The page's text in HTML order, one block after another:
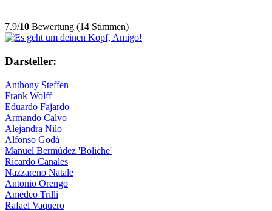
7.9/10 Bewertung (14 Stimmen)
Darsteller:
Anthony Steffen
Frank Wolff
Eduardo Fajardo
Armando Calvo
Alejandra Nilo
Alfonso Godá
Manuel Bermúdez 'Boliche'
Ricardo Canales
Nazzareno Natale
Antonio Orengo
Amedeo Trilli
Rafael Vaquero